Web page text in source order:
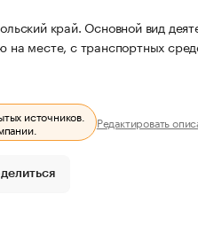
край. Основной вид
месте, с транспортных
источников.
Редактировать